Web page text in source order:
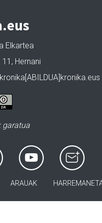
Elkartea
Hernani
garatua
ARAUAK